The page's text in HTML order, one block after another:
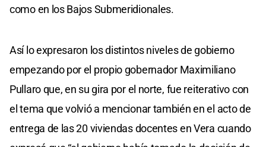
como en los Bajos Submeridionales.
Así lo expresaron los distintos niveles de gobierno
empezando por el propio gobernador Maximiliano
Pullaro que, en su gira por el norte, fue reiterativo con
el tema que volvió a mencionar también en el acto de
entrega de las 20 viviendas docentes en Vera cuando